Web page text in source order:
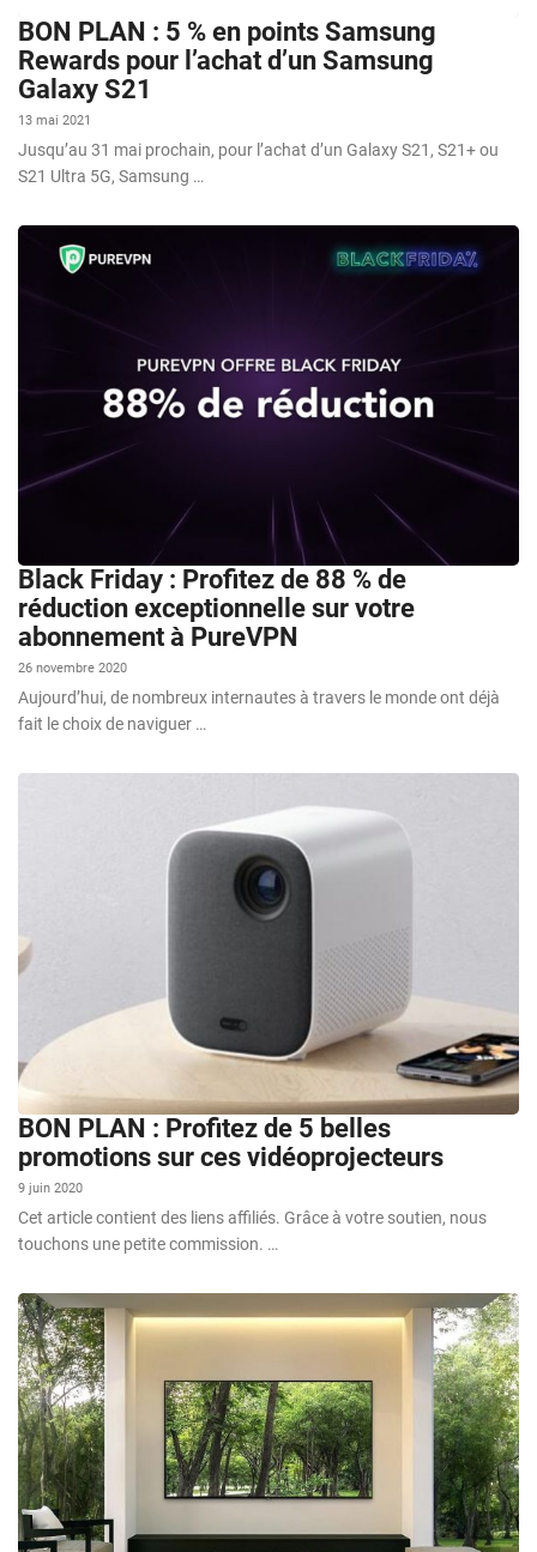
BON PLAN : 5 % en points Samsung
Rewards pour l’achat d’un Samsung
Galaxy S21
13 mai 2021
Jusqu’au 31 mai prochain, pour l’achat d’un Galaxy S21, S21+ ou
S21 Ultra 5G, Samsung …
Black Friday : Profitez de 88 % de
réduction exceptionnelle sur votre
abonnement à PureVPN
26 novembre 2020
Aujourd’hui, de nombreux internautes à travers le monde ont déjà
fait le choix de naviguer …
BON PLAN : Profitez de 5 belles
promotions sur ces vidéoprojecteurs
9 juin 2020
Cet article contient des liens affiliés. Grâce à votre soutien, nous
touchons une petite commission. …